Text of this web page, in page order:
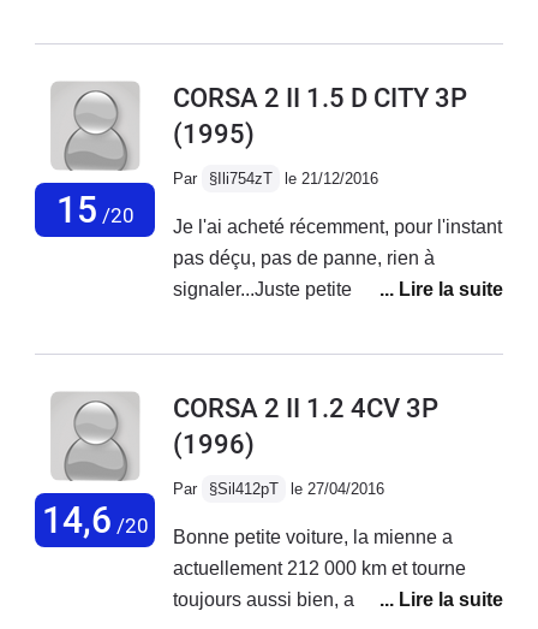
vanne egr (350 E) puis ensuite les bougies plus toute
comme voiture quand on débute c'est bien mais le
confort est inexistant.
15 /20
CORSA 2 II 1.5 D CITY 3P
(1995)
Par §Ili754zT le 21/12/2016
Je l'ai acheté récemment, pour l'instant
pas déçu, pas de panne, rien à
signaler...Juste petite galère pour
refroidissement, je n'avais pas le
on s'adapte...consommation aux
alentours de 5l/100kmConvient
conduire, facile à manoeuvré !Bref,
une bonne petite voiture pour
débuter...
14,6 /20
CORSA 2 II 1.2 4CV 3P
(1996)
Par §Sil412pT le 27/04/2016
Bonne petite voiture, la mienne a
actuellement 212 000 km et tourne
toujours aussi bien, aucun gros